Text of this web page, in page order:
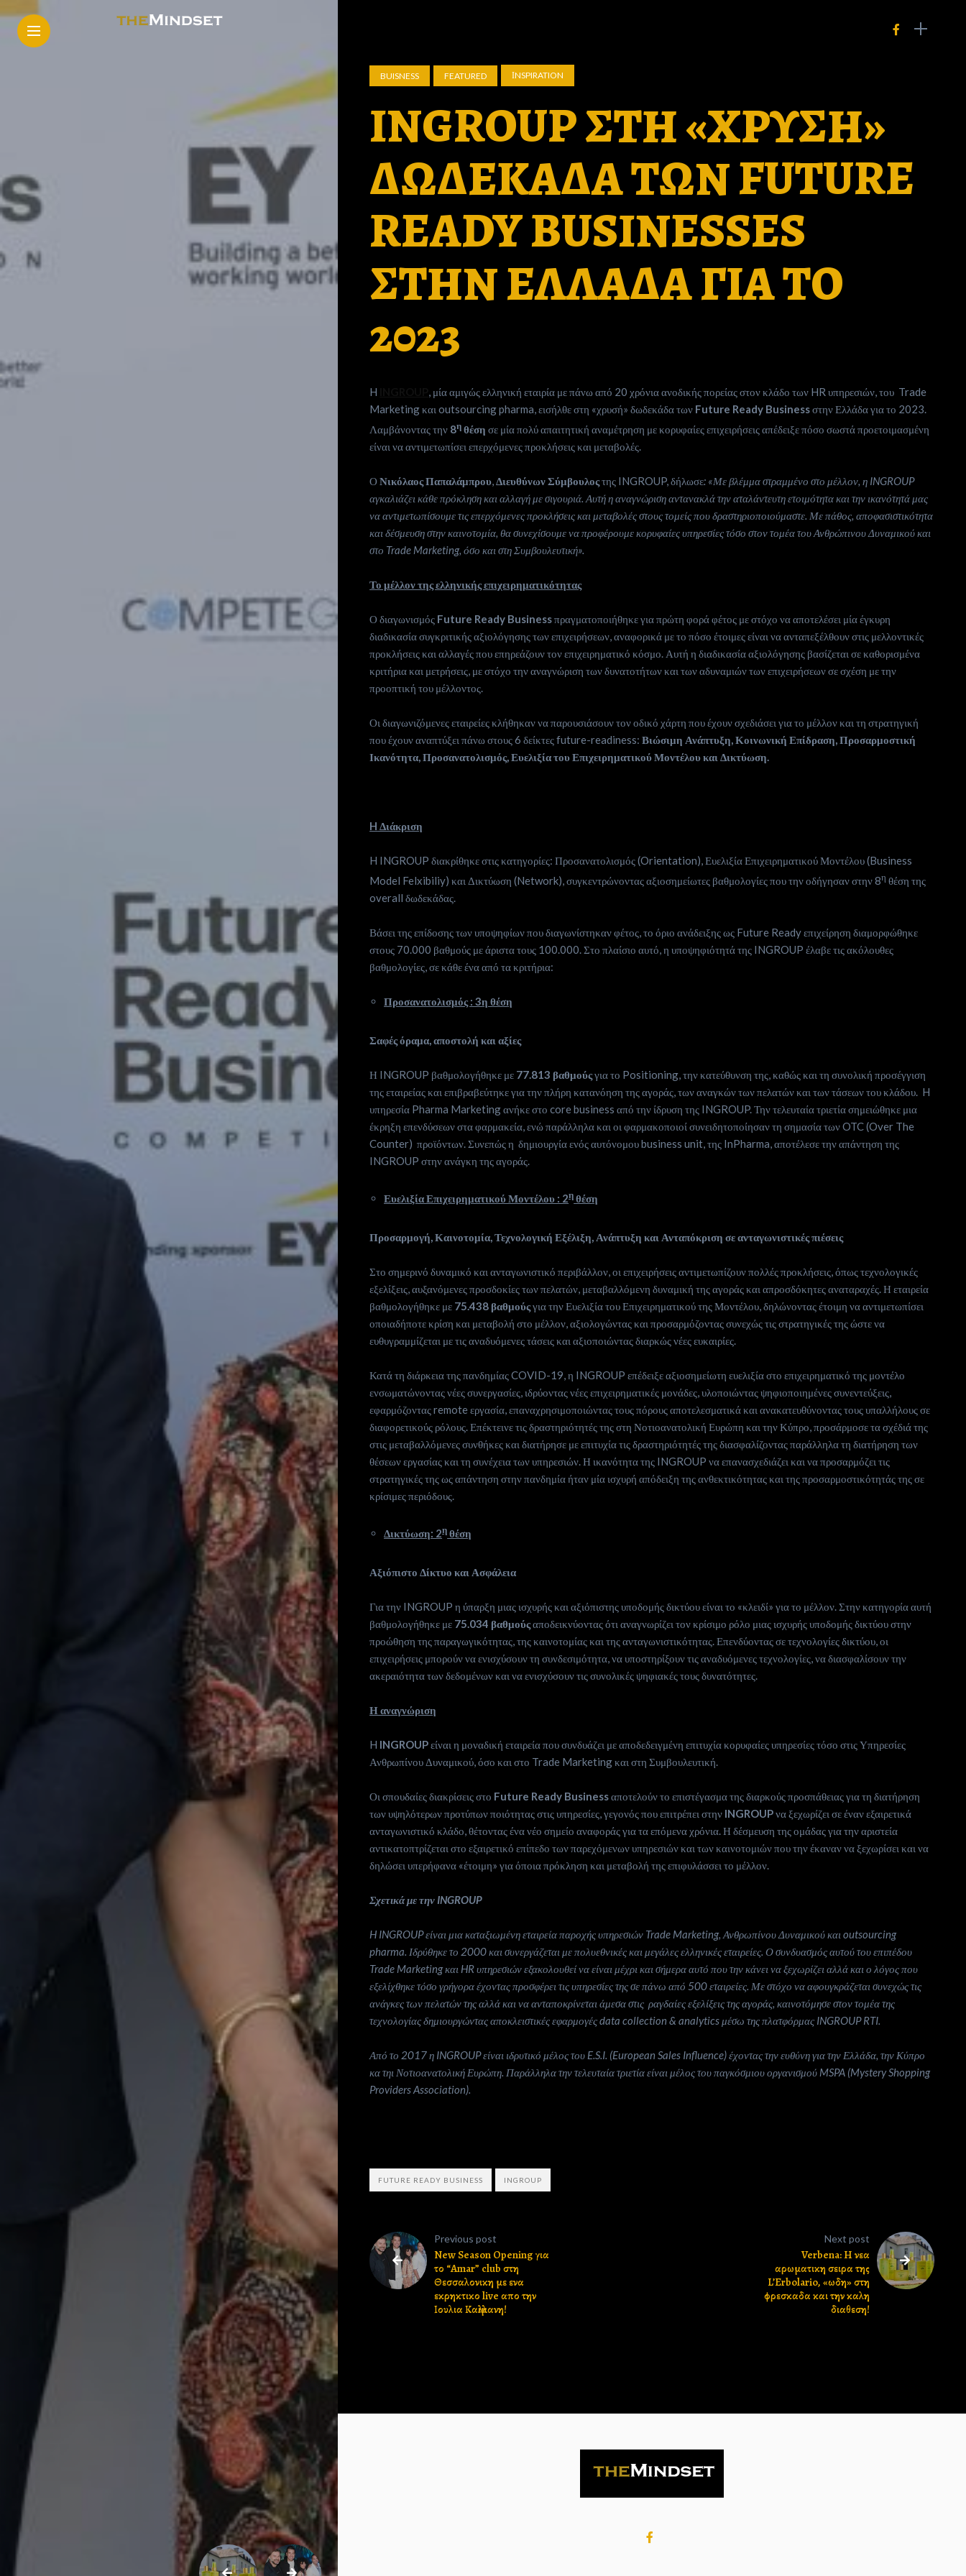
Who
we
are
Ιnspiration
Desires
Life
is
now
Contact
us
Subscribe
Search
BUISNESS FEATURED ΙNSPIRATION
INGROUP ΣΤΗ «ΧΡΥΣΗ»
ΔΩΔΕΚΑΔΑ ΤΩΝ FUTURE
READY BUSINESSES
ΣΤΗΝ ΕΛΛΑΔΑ ΓΙΑ ΤΟ
2023
H
, μία αμιγώς ελληνική εταιρία με πάνω από 20 χρόνια ανοδικής πορείας στον κλάδο των HR υπηρεσιών, του Trade
Marketing και outsourcing pharma, εισήλθε στη «χρυσή» δωδεκάδα των Future Ready Businessστην Ελλάδα για το 2023.
Λαμβάνοντας την 8η θέσησε μία πολύ απαιτητική αναμέτρηση με κορυφαίες επιχειρήσεις απέδειξε πόσο σωστά προετοιμασμένη
είναι να αντιμετωπίσει επερχόμενες προκλήσεις και μεταβολές.
ΟΝικόλαος Παπαλάμπρου,Διευθύνων Σύμβουλοςτης INGROUP, δήλωσε: «Με βλέμμα στραμμένο στο μέλλον, η INGROUP
αγκαλιάζει κάθε πρόκληση και αλλαγή με σιγουριά. Αυτή η αναγνώριση αντανακλά την αταλάντευτη ετοιμότητα και την ικανότητά μας
να αντιμετωπίσουμε τις επερχόμενες προκλήσεις και μεταβολές στους τομείς που δραστηριοποιούμαστε. Με πάθος, αποφασιστικότητα
και δέσμευση στην καινοτομία, θα συνεχίσουμε να προφέρουμε κορυφαίες υπηρεσίες τόσο στον τομέα του Ανθρώπινου Δυναμικού και
στο Trade Marketing, όσο και στη Συμβουλευτική».
Το μέλλον της ελληνικής επιχειρηματικότητας
Ο διαγωνισμός Future Ready Businessπραγματοποιήθηκε για πρώτη φορά φέτος με στόχο να αποτελέσει μία έγκυρη
διαδικασία συγκριτικής αξιολόγησης των επιχειρήσεων, αναφορικά με το πόσο έτοιμες είναι να ανταπεξέλθουν στις μελλοντικές
προκλήσεις και αλλαγές που επηρεάζουν τον επιχειρηματικό κόσμο. Αυτή η διαδικασία αξιολόγησης βασίζεται σε καθορισμένα
κριτήρια και μετρήσεις, με στόχο την αναγνώριση των δυνατοτήτων και των αδυναμιών των επιχειρήσεων σε σχέση με την
προοπτική του μέλλοντος.
Οι διαγωνιζόμενες εταιρείες κλήθηκαν να παρουσιάσουν τον οδικό χάρτη που έχουν σχεδιάσει για το μέλλον και τη στρατηγική
που έχουν αναπτύξει πάνω στους 6 δείκτες future-readiness:Βιώσιμη Ανάπτυξη, Κοινωνική Επίδραση, Προσαρμοστική
Ικανότητα, Προσανατολισμός, Ευελιξία του Επιχειρηματικού Μοντέλου και Δικτύωση.
H Διάκριση
H INGROUP διακρίθηκε στις κατηγορίες: Προσανατολισμός (Orientation), Ευελιξία Επιχειρηματικού Μοντέλου (Business
Model Felxibiliy) και Δικτύωση (Network), συγκεντρώνοντας αξιοσημείωτες βαθμολογίες που την οδήγησαν στην 8η θέση της
overall δωδεκάδας.
Βάσει της επίδοσης των υποψηφίων που διαγωνίστηκαν φέτος, το όριο ανάδειξης ως Future Ready επιχείρηση διαμορφώθηκε
στους 70.000 βαθμούς με άριστα τους 100.000. Στο πλαίσιο αυτό, η υποψηφιότητά της INGROUP έλαβε τις ακόλουθες
βαθμολογίες, σε κάθε ένα από τα κριτήρια:
Προσανατολισμός : 3η θέση
Σαφές όραμα, αποστολή και αξίες
Η INGROUP βαθμολογήθηκε με 77.813 βαθμούςγια το Positioning, την κατεύθυνση της, καθώς και τη συνολική προσέγγιση
της εταιρείας και επιβραβεύτηκε για την πλήρη κατανόηση της αγοράς, των αναγκών των πελατών και των τάσεων του κλάδου. H
υπηρεσία Pharma Marketing ανήκε στο core business από την ίδρυση της INGROUP. Την τελευταία τριετία σημειώθηκε μια
έκρηξη επενδύσεων στα φαρμακεία, ενώ παράλληλα και οι φαρμακοποιοί συνειδητοποίησαν τη σημασία των OTC (Over The
Counter) προϊόντων. Συνεπώς η δημιουργία ενός αυτόνομου business unit, της InPharma, αποτέλεσε την απάντηση της
INGROUP στην ανάγκη της αγοράς.
Ευελιξία Επιχειρηματικού Μοντέλου : 2η θέση
Προσαρμογή, Καινοτομία, Τεχνολογική Εξέλιξη, Ανάπτυξη και Ανταπόκριση σε ανταγωνιστικές πιέσεις
Στο σημερινό δυναμικό και ανταγωνιστικό περιβάλλον, οι επιχειρήσεις αντιμετωπίζουν πολλές προκλήσεις, όπως τεχνολογικές
εξελίξεις, αυξανόμενες προσδοκίες των πελατών, μεταβαλλόμενη δυναμική της αγοράς και απροσδόκητες αναταραχές. Η εταιρεία
βαθμολογήθηκε με 75.438 βαθμούςγια την Ευελιξία του Επιχειρηματικού της Μοντέλου, δηλώνοντας έτοιμη να αντιμετωπίσει
οποιαδήποτε κρίση και μεταβολή στο μέλλον, αξιολογώντας και προσαρμόζοντας συνεχώς τις στρατηγικές της ώστε να
ευθυγραμμίζεται με τις αναδυόμενες τάσεις και αξιοποιώντας διαρκώς νέες ευκαιρίες.
Κατά τη διάρκεια της πανδημίας COVID-19, η INGROUP επέδειξε αξιοσημείωτη ευελιξία στο επιχειρηματικό της μοντέλο
ενσωματώνοντας νέες συνεργασίες, ιδρύοντας νέες επιχειρηματικές μονάδες, υλοποιώντας ψηφιοποιημένες συνεντεύξεις,
εφαρμόζοντας remote εργασία, επαναχρησιμοποιώντας τους πόρους αποτελεσματικά και ανακατευθύνοντας τους υπαλλήλους σε
διαφορετικούς ρόλους. Επέκτεινε τις δραστηριότητές της στη Νοτιοανατολική Ευρώπη και την Κύπρο, προσάρμοσε τα σχέδιά της
στις μεταβαλλόμενες συνθήκες και διατήρησε με επιτυχία τις δραστηριότητές της διασφαλίζοντας παράλληλα τη διατήρηση των
θέσεων εργασίας και τη συνέχεια των υπηρεσιών. Η ικανότητα της INGROUP να επανασχεδιάζει και να προσαρμόζει τις
στρατηγικές της ως απάντηση στην πανδημία ήταν μία ισχυρή απόδειξη της ανθεκτικότητας και της προσαρμοστικότητάς της σε
κρίσιμες περιόδους.
Δικτύωση: 2η θέση
Αξιόπιστο Δίκτυο και Ασφάλεια
Για την INGROUP η ύπαρξη μιας ισχυρής και αξιόπιστης υποδομής δικτύου είναι το «κλειδί» για το μέλλον. Στην κατηγορία αυτή
βαθμολογήθηκε με 75.034 βαθμούςαποδεικνύοντας ότι αναγνωρίζει τον κρίσιμο ρόλο μιας ισχυρής υποδομής δικτύου στην
προώθηση της παραγωγικότητας, της καινοτομίας και της ανταγωνιστικότητας. Επενδύοντας σε τεχνολογίες δικτύου, οι
επιχειρήσεις μπορούν να ενισχύσουν τη συνδεσιμότητα, να υποστηρίξουν τις αναδυόμενες τεχνολογίες, να διασφαλίσουν την
ακεραιότητα των δεδομένων και να ενισχύσουν τις συνολικές ψηφιακές τους δυνατότητες.
Η αναγνώριση
H INGROUPείναι η μοναδική εταιρεία που συνδυάζει με αποδεδειγμένη επιτυχία κορυφαίες υπηρεσίες τόσο στις Υπηρεσίες
Ανθρωπίνου Δυναμικού, όσο και στο Trade Marketing και στη Συμβουλευτική.
Οι σπουδαίες διακρίσεις στο Future Ready Businessαποτελούν το επιστέγασμα της διαρκούς προσπάθειας για τη διατήρηση
των υψηλότερων προτύπων ποιότητας στις υπηρεσίες, γεγονός που επιτρέπει στην INGROUPνα ξεχωρίζει σε έναν εξαιρετικά
ανταγωνιστικό κλάδο, θέτοντας ένα νέο σημείο αναφοράς για τα επόμενα χρόνια. Η δέσμευση της ομάδας για την αριστεία
αντικατοπτρίζεται στο εξαιρετικό επίπεδο των παρεχόμενων υπηρεσιών και των καινοτομιών που την έκαναν να ξεχωρίσει και να
δηλώσει υπερήφανα «έτοιμη» για όποια πρόκληση και μεταβολή της επιφυλάσσει το μέλλον.
Σχετικά με την INGROUP
H INGROUP είναι μια καταξιωμένη εταιρεία παροχής υπηρεσιών Trade Marketing, Ανθρωπίνου Δυναμικού και outsourcing
pharma. Ιδρύθηκε το 2000 και συνεργάζεται με πολυεθνικές και μεγάλες ελληνικές εταιρείες. Ο συνδυασμός αυτού του επιπέδου
Trade Marketing και HR υπηρεσιών εξακολουθεί να είναι μέχρι και σήμερα αυτό που την κάνει να ξεχωρίζει αλλά και ο λόγος που
εξελίχθηκε τόσο γρήγορα έχοντας προσφέρει τις υπηρεσίες της σε πάνω από 500 εταιρείες. Με στόχο να αφουγκράζεται συνεχώς τις
ανάγκες των πελατών της αλλά και να ανταποκρίνεται άμεσα στις ραγδαίες εξελίξεις της αγοράς, καινοτόμησε στον τομέα της
τεχνολογίας δημιουργώντας αποκλειστικές εφαρμογές data collection & analytics μέσω της πλατφόρμας INGROUP RTI.
Από το 2017 η INGROUP είναι ιδρυτικό μέλος του E.S.I. (European Sales Influence) έχοντας την ευθύνη για την Ελλάδα, την Κύπρο
κα τηι Νοτιοανατολική Ευρώπη. Παράλληλα την τελευταία τριετία είναι μέλος του παγκόσμιου οργανισμού MSPA (Mystery Shopping
Providers Association).
FUTURE READY BUSINESS INGROUP
Previous post
New Season Opening για
το “Amar” club στη
Θεσσαλονικη με ενα
εκρηκτικο live απο την
Ιουλια Καλλιμανη!
Next post
Verbena: H νεα
αρωματικη σειρα της
L’Erbolario, «ωδη» στη
φρεσκαδα και την καλη
διαθεση!